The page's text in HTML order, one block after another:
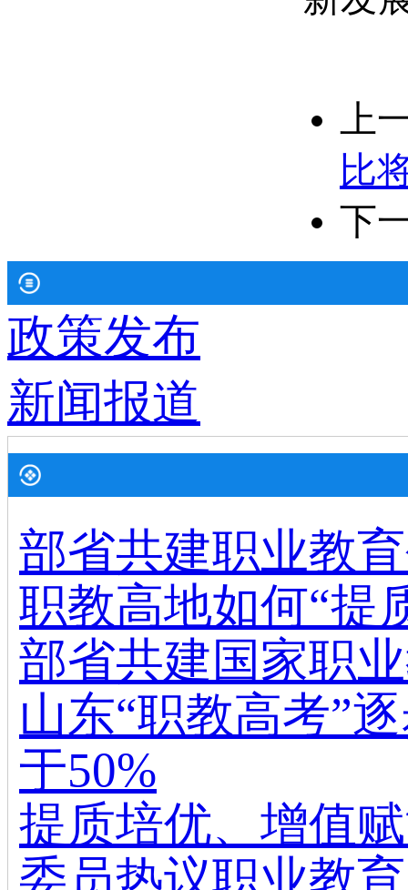
上
比
下
政策发布
新闻报道
部省共建职业教
职教高地如何“提
部省共建国家职
山东“职教高考”
于50%
提质培优、增值